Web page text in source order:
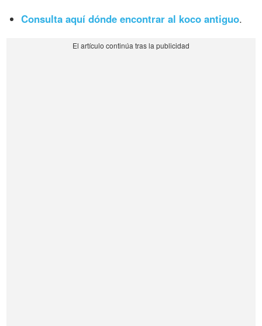
Consulta aquí dónde encontrar al koco antiguo.